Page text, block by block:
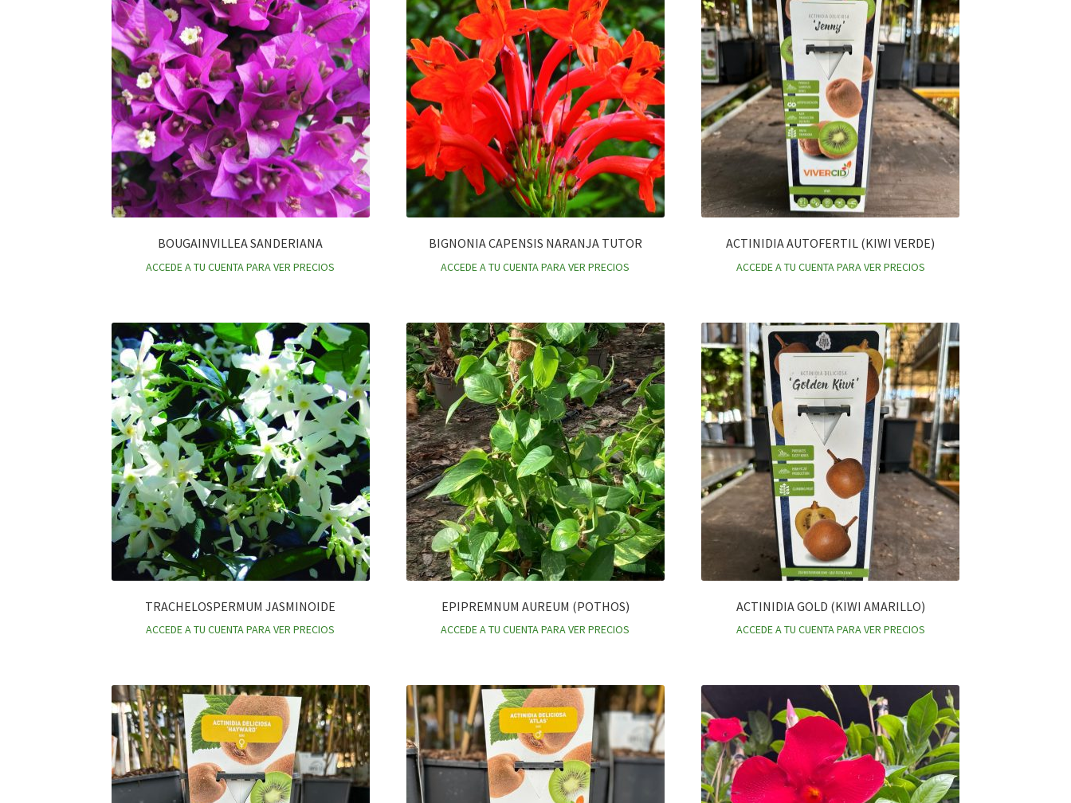
BOUGAINVILLEA SANDERIANA
ACCEDE A TU CUENTA PARA VER PRECIOS
BIGNONIA CAPENSIS NARANJA TUTOR
ACCEDE A TU CUENTA PARA VER PRECIOS
ACTINIDIA AUTOFERTIL (KIWI VERDE)
ACCEDE A TU CUENTA PARA VER PRECIOS
TRACHELOSPERMUM JASMINOIDE
ACCEDE A TU CUENTA PARA VER PRECIOS
EPIPREMNUM AUREUM (POTHOS)
ACCEDE A TU CUENTA PARA VER PRECIOS
ACTINIDIA GOLD (KIWI AMARILLO)
ACCEDE A TU CUENTA PARA VER PRECIOS